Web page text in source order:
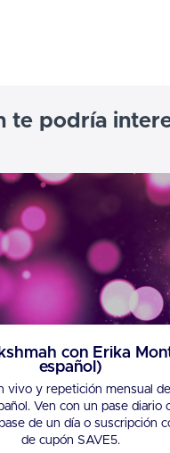
te podría
con Erika
español)
vivo y repetición mensual
Ven con un pase diario
de un día o suscripción
de cupón SAVE5.